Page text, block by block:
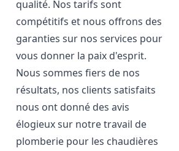
qualité. Nos tarifs sont
compétitifs et nous offrons des
garanties sur nos services pour
vous donner la paix d'esprit.
Nous sommes fiers de nos
résultats, nos clients satisfaits
nous ont donné des avis
élogieux sur notre travail de
plomberie pour les chaudières